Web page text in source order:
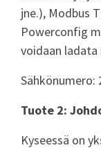
jne.), Modbus
Powerconfig
voidaan
Sähkönumero:
Tuote 2:
Kyseessä on